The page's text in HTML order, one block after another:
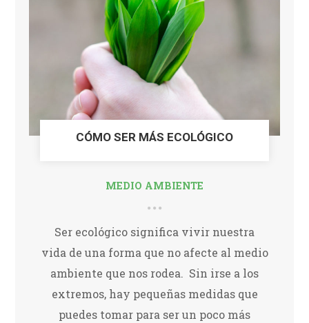
CÓMO SER MÁS ECOLÓGICO
MEDIO AMBIENTE
Ser ecológico significa vivir nuestra
vida de una forma que no afecte al medio
ambiente que nos rodea. Sin irse a los
extremos, hay pequeñas medidas que
puedes tomar para ser un poco más